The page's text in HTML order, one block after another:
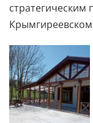
стратегическим